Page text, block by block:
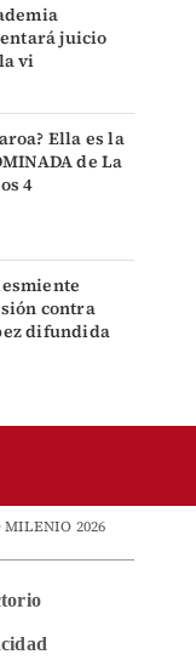
juicio
vi
Ella es la
de La
4
contra
difundida
MILENIO 2026